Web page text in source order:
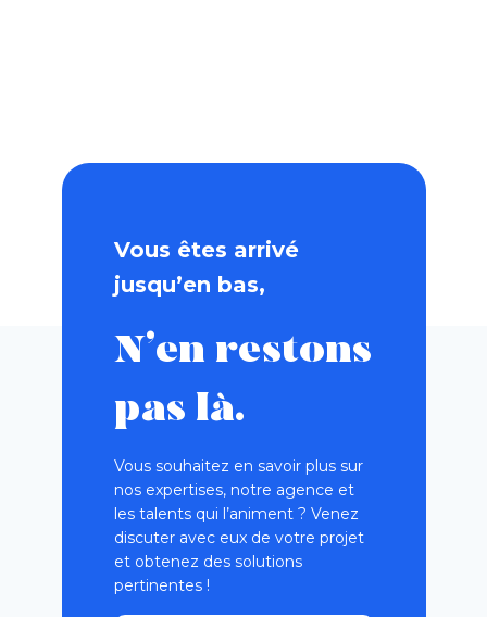
Vous êtes arrivé
jusqu’en bas,
N’en restons
pas là.
Vous souhaitez en savoir plus sur
nos expertises, notre agence et
les talents qui l’animent ? Venez
discuter avec eux de votre projet
et obtenez des solutions
pertinentes !